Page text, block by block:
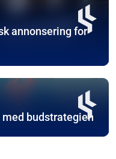
annonsering for
med budstrategien